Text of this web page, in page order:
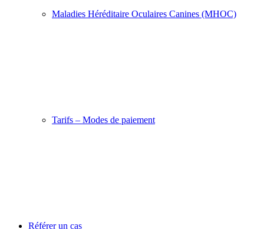
Maladies Héréditaire Oculaires Canines (MHOC)
Tarifs – Modes de paiement
Référer un cas